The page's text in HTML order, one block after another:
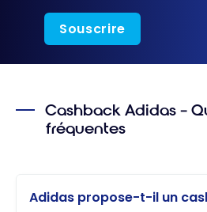
Souscrire
Cashback Adidas –
fréquentes
Adidas propose-t-il un